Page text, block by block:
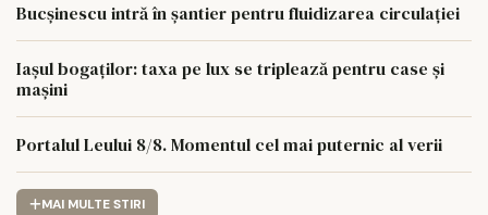
Bucșinescu intră în șantier pentru fluidizarea circulației
Iașul bogaților: taxa pe lux se triplează pentru case și
mașini
Portalul Leului 8/8. Momentul cel mai puternic al verii
MAI MULTE STIRI